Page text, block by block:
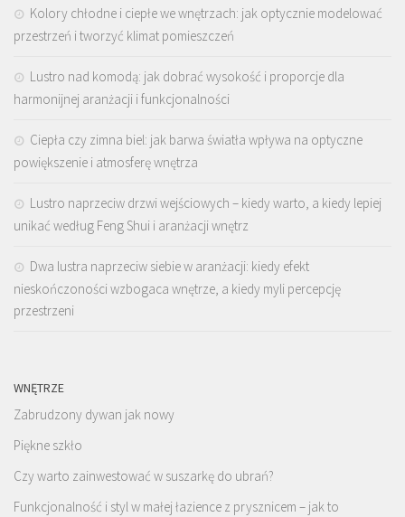
Kolory chłodne i ciepłe we wnętrzach: jak optycznie modelować
przestrzeń i tworzyć klimat pomieszczeń
Lustro nad komodą: jak dobrać wysokość i proporcje dla
harmonijnej aranżacji i funkcjonalności
Ciepła czy zimna biel: jak barwa światła wpływa na optyczne
powiększenie i atmosferę wnętrza
Lustro naprzeciw drzwi wejściowych – kiedy warto, a kiedy lepiej
unikać według Feng Shui i aranżacji wnętrz
Dwa lustra naprzeciw siebie w aranżacji: kiedy efekt
nieskończoności wzbogaca wnętrze, a kiedy myli percepcję
przestrzeni
WNĘTRZE
Zabrudzony dywan jak nowy
Piękne szkło
Czy warto zainwestować w suszarkę do ubrań?
Funkcjonalność i styl w małej łazience z prysznicem – jak to